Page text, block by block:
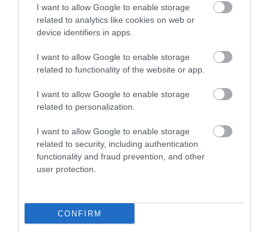
I want to allow Google to enable storage
related to analytics like cookies on web or
device identifiers in apps.
I want to allow Google to enable storage
related to functionality of the website or app.
I want to allow Google to enable storage
related to personalization.
I want to allow Google to enable storage
related to security, including authentication
functionality and fraud prevention, and other
user protection.
CONFIRM
Însă puțini sunt cei care s-au gândit probabil cât de
utilă poate fi aplicația în practică.
Atunci când călătorești, ea îți spune, de asemenea,
dacă aeronava a aterizat pe aeroportul pe care
ajută să mergi la poarta de îmbarcare doar atunci
când ești sigur că avionul a ajuns.
Urmărește canalele noastre de socializare
pentru a nu pierde conținutul nostru
actualizat constant: ne găsești peTikTok
Instagram
APLICAŢIE AVION